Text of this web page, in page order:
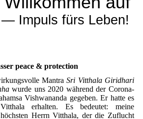
Impuls fürs Leben!
peace & protection
MantraSri Vitthala Giridhari
wurde uns 2020 während der Corona-
Vishwananda gegeben. Er hatte es
erhalten. Es bedeutet: meine
Herrn Vitthala, der die Zuflucht